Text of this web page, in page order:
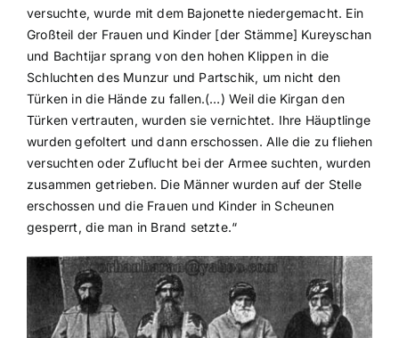
versuchte, wurde mit dem Bajonette niedergemacht. Ein
Großteil der Frauen und Kinder [der Stämme] Kureyschan
und Bachtijar sprang von den hohen Klippen in die
Schluchten des Munzur und Partschik, um nicht den
Türken in die Hände zu fallen.(…) Weil die Kirgan den
Türken vertrauten, wurden sie vernichtet. Ihre Häuptlinge
wurden gefoltert und dann erschossen. Alle die zu fliehen
versuchten oder Zuflucht bei der Armee suchten, wurden
zusammen getrieben. Die Männer wurden auf der Stelle
erschossen und die Frauen und Kinder in Scheunen
gesperrt, die man in Brand setzte.“